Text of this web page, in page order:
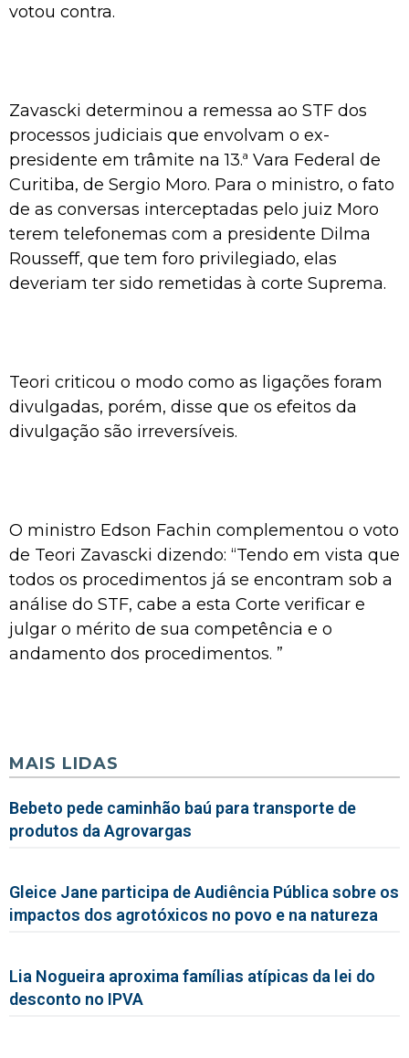
votou contra.
Zavascki determinou a remessa ao STF dos
processos judiciais que envolvam o ex-
presidente em trâmite na 13.ª Vara Federal de
Curitiba, de Sergio Moro. Para o ministro, o fato
de as conversas interceptadas pelo juiz Moro
terem telefonemas com a presidente Dilma
Rousseff, que tem foro privilegiado, elas
deveriam ter sido remetidas à corte Suprema.
Teori criticou o modo como as ligações foram
divulgadas, porém, disse que os efeitos da
divulgação são irreversíveis.
O ministro Edson Fachin complementou o voto
de Teori Zavascki dizendo: “Tendo em vista que
todos os procedimentos já se encontram sob a
análise do STF, cabe a esta Corte verificar e
julgar o mérito de sua competência e o
andamento dos procedimentos. ”
MAIS LIDAS
Bebeto pede caminhão baú para transporte de
produtos da Agrovargas
Gleice Jane participa de Audiência Pública sobre os
impactos dos agrotóxicos no povo e na natureza
Lia Nogueira aproxima famílias atípicas da lei do
desconto no IPVA